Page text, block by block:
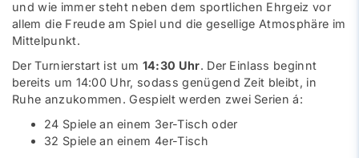
und wie immer steht neben dem sportlichen Ehrgeiz vor
allem die Freude am Spiel und die gesellige Atmosphäre im
Mittelpunkt.
Der Turnierstart ist um 14:30 Uhr. Der Einlass beginnt
bereits um 14:00 Uhr, sodass genügend Zeit bleibt, in
Ruhe anzukommen. Gespielt werden zwei Serien á:
24 Spiele an einem 3er-Tisch oder
32 Spiele an einem 4er-Tisch